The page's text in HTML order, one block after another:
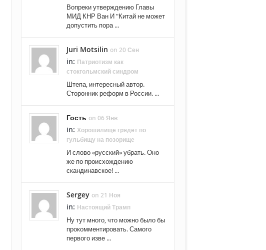
Вопреки утверждению Главы
МИД КНР Ван И "Китай не может
допустить пора ...
Juri Motsilin on 20 Сен
in: Патриотизм как
стокгольмский синдром
Штепа, интересный автор.
Сторонник реформ в России. ...
Гость on 06 Янв
in: Хорошилище грядет по
гульбищу на позорище
И слово «русский» убрать. Оно
же по происхождению
скандинавское! ...
Sergey on 21 Ноя
in: Настоящий Трамп
Ну тут много, что можно было бы
прокомментировать. Самого
первого изве ...